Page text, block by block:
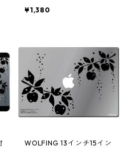
商品
¥1,380
WOLFING 13インチ15イン